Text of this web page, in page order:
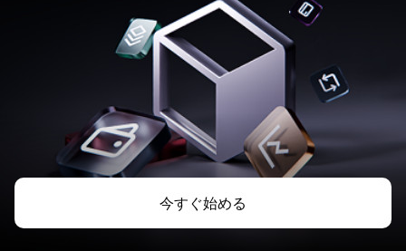
今すぐ始める